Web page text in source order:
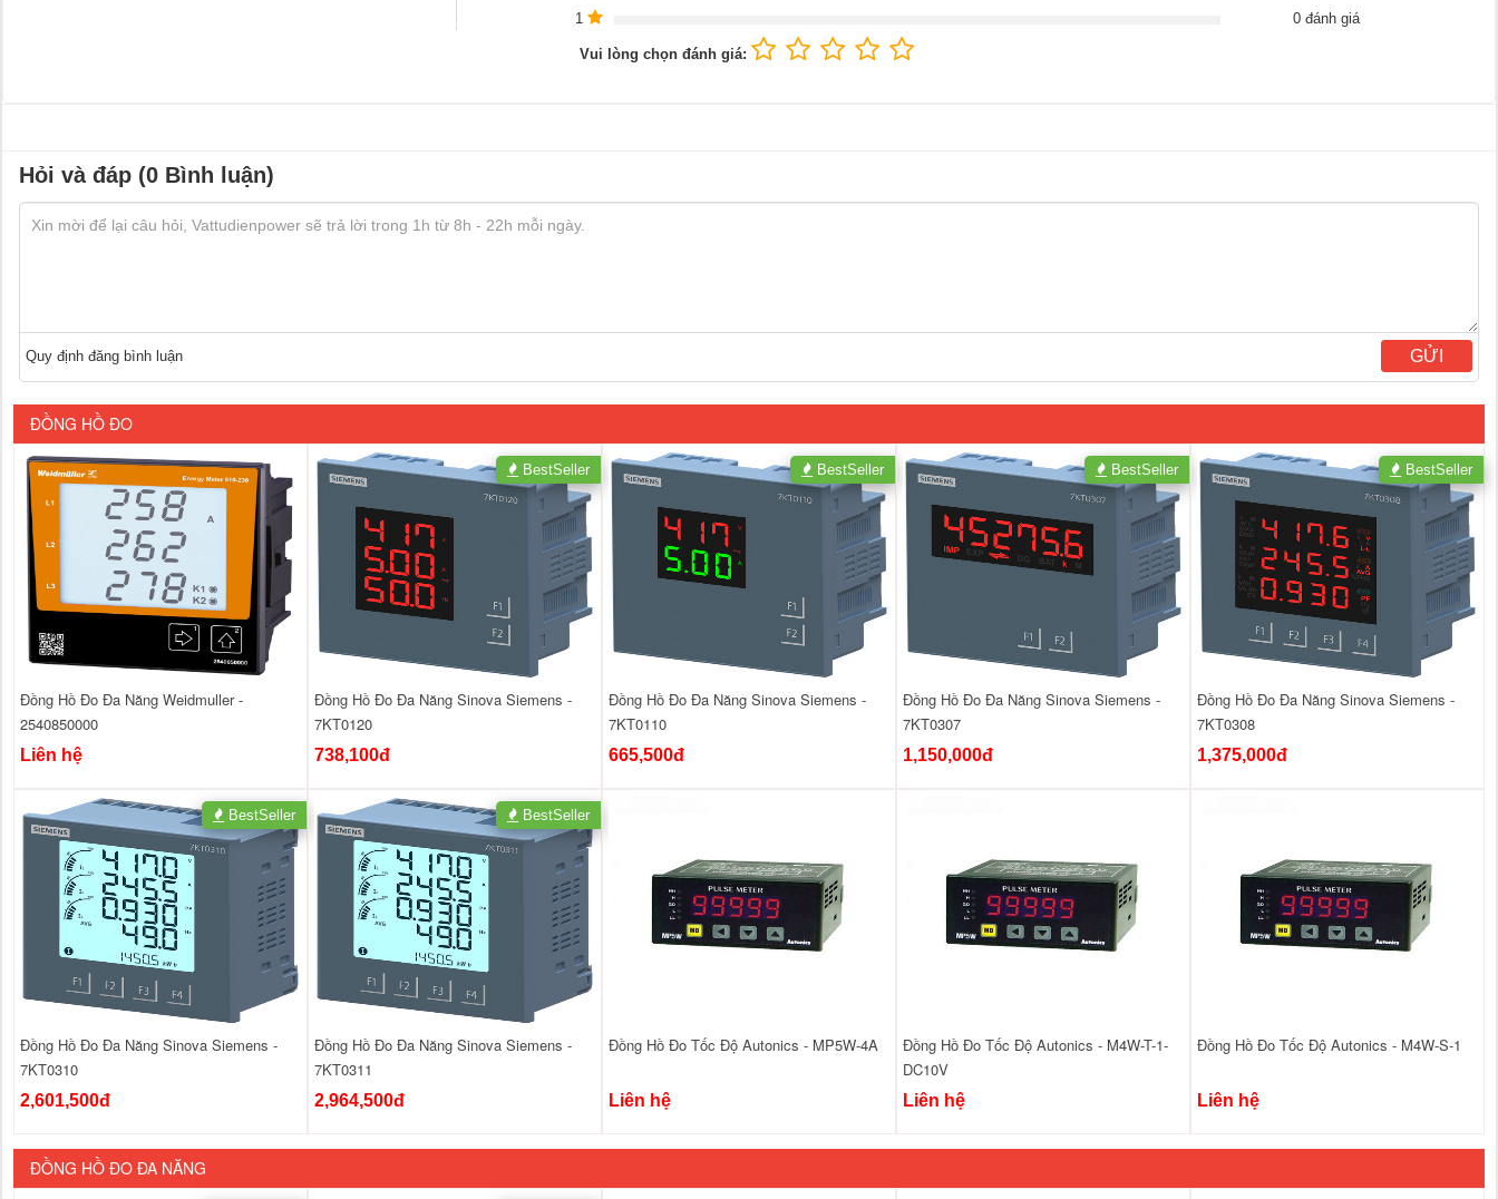
1
0 đánh giá
Vui lòng chọn đánh giá:
Hỏi và đáp (0 Bình luận)
Quy định đăng bình luận GỬI
ĐỒNG HỒ ĐO
Đồng Hồ Đo Đa Năng Weidmuller -
2540850000
Liên hệ
Đồng Hồ Đo Đa Năng Sinova Siemens -
7KT0120
738,100đ
BestSeller
Đồng Hồ Đo Đa Năng Sinova Siemens -
7KT0110
665,500đ
BestSeller
Đồng Hồ Đo Đa Năng Sinova Siemens -
7KT0307
1,150,000đ
BestSeller
Đồng Hồ Đo Đa Năng Sinova Siemens -
7KT0308
1,375,000đ
BestSeller
Đồng Hồ Đo Đa Năng Sinova Siemens -
7KT0310
2,601,500đ
BestSeller
Đồng Hồ Đo Đa Năng Sinova Siemens -
7KT0311
2,964,500đ
BestSeller
Đồng Hồ Đo Tốc Độ Autonics - MP5W-4A
Liên hệ
Đồng Hồ Đo Tốc Độ Autonics - M4W-T-1-
DC10V
Liên hệ
Đồng Hồ Đo Tốc Độ Autonics - M4W-S-1
Liên hệ
ĐỒNG HỒ ĐO ĐA NĂNG